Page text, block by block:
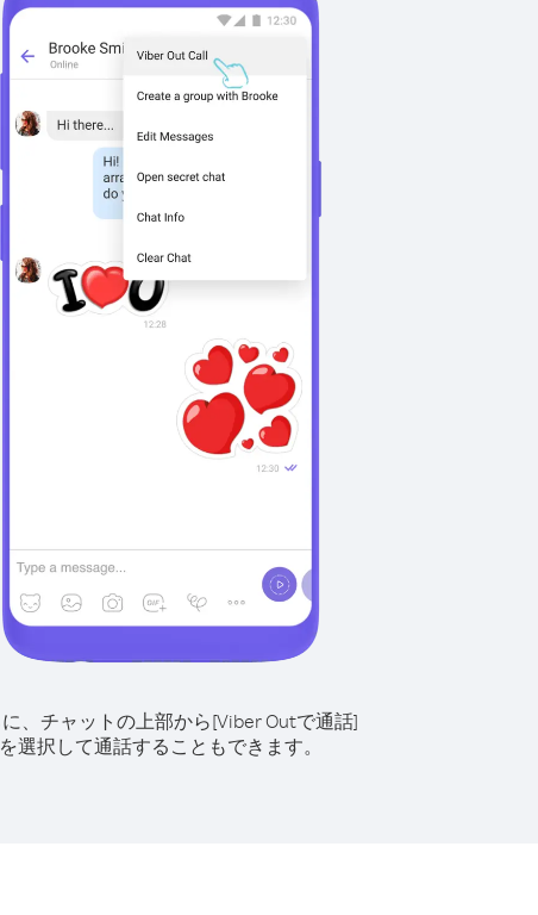
、チャットの上部から[Viber Outで通話]
を選択して通話することもできます。